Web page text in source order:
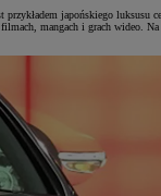
japońskiego luksusu
mangach i grach wideo.